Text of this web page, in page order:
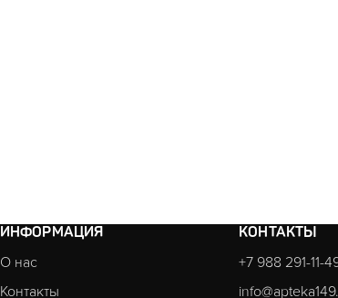
ИНФОРМАЦИЯ
О нас
Контакты
КОНТАКТЫ
+7 988 291-11-